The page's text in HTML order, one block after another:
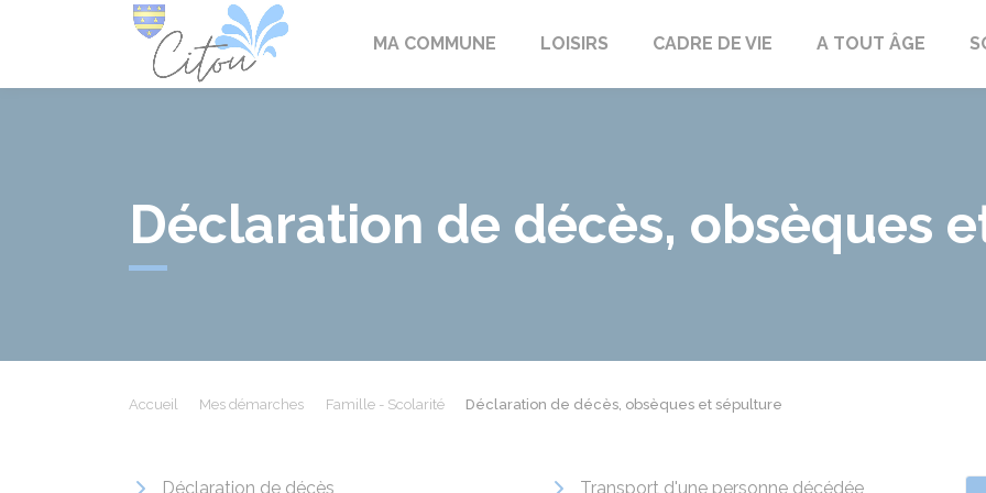
MA COMMUNE LOISIRS CADRE DE VIE A TOUT ÂGE
Déclaration de décès, obsèques
Accueil Mes démarches Famille - Scolarité Déclaration de décès, obsèques et sépulture
Déclaration de décès
Transport d'une personne décédée